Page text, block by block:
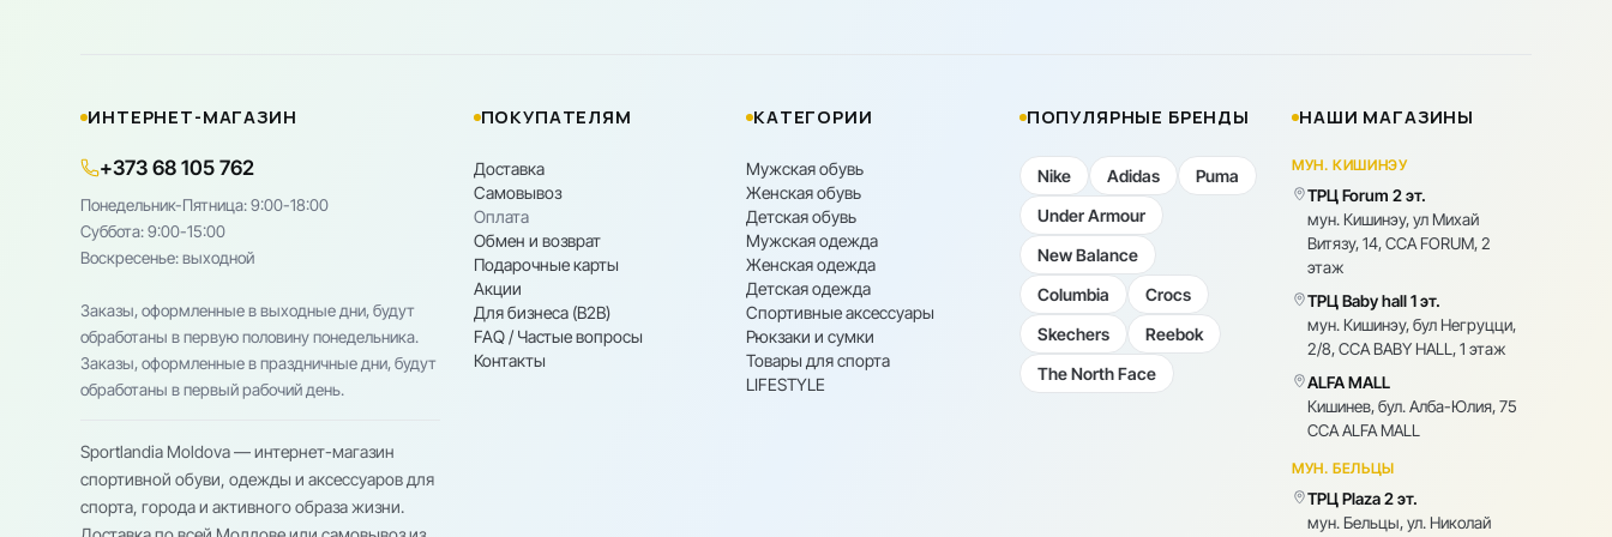
ИНТЕРНЕТ-МАГАЗИН
+373 68 105 762
Понедельник-Пятница: 9:00-18:00
Cуббота: 9:00-15:00
Воскресенье: выходной
Заказы, оформленные в выходные дни, будут
обработаны в первую половину понедельника.
Заказы, оформленные в праздничные дни, будут
обработаны в первый рабочий день.
Sportlandia Moldova — интернет-магазин
спортивной обуви, одежды и аксессуаров для
спорта, города и активного образа жизни.
ПОКУПАТЕЛЯМ
Доставка
Самовывоз
Оплата
Обмен и возврат
Подарочные карты
Акции
Для бизнеса (B2B)
FAQ / Частые вопросы
Контакты
КАТЕГОРИИ
Мужская обувь
Женская обувь
Детская обувь
Мужская одежда
Женская одежда
Детская одежда
Спортивные аксессуары
Рюкзаки и сумки
Товары для спорта
LIFESTYLE
ПОПУЛЯРНЫЕ БРЕНДЫ
Nike Adidas
Puma
Under Armour
New Balance
Columbia
Crocs
Skechers
Reebok
The North Face
НАШИ МАГАЗИНЫ
МУН. КИШИНЭУ
ТРЦ Forum 2 эт.
мун. Кишинэу, ул Михай
Витязу, 14, CCA FORUM, 2
этаж
ТРЦ Baby hall 1 эт.
мун. Кишинэу, бул Негруцци,
2/8, CCA BABY HALL, 1 этаж
ALFA MALL
Кишинев, бул. Алба-Юлия, 75
CCA ALFA MALL
МУН. БЕЛЬЦЫ
ТРЦ Plaza 2 эт.
мун. Бельцы, ул. Николай